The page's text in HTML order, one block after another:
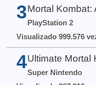
3 Mortal Kombat:
PlayStation 2
Visualizado 999.576
4 Ultimate Mortal
Super Nintendo